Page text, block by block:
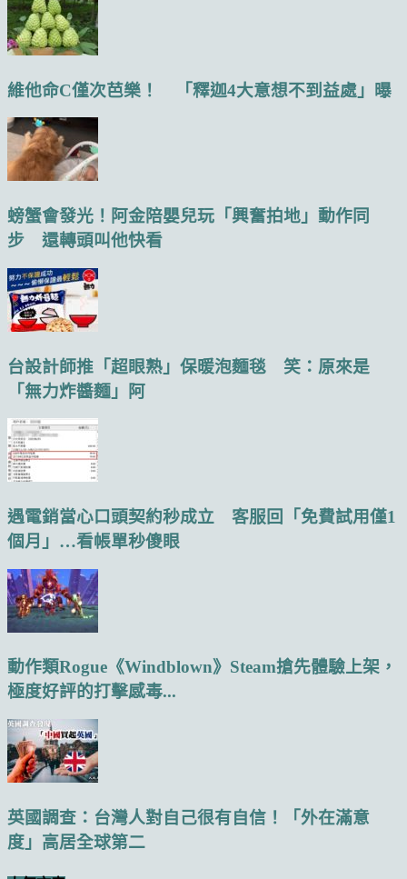
維他命C僅次芭樂！ 「釋迦4大意想不到益處」曝
螃蟹會發光！阿金陪嬰兒玩「興奮拍地」動作同
步 還轉頭叫他快看
台設計師推「超眼熟」保暖泡麵毯 笑：原來是
「無力炸醬麵」阿
遇電銷當心口頭契約秒成立 客服回「免費試用僅1
個月」…看帳單秒傻眼
動作類Rogue《Windblown》Steam搶先體驗上架，
極度好評的打擊感毒...
英國調查：台灣人對自己很有自信！「外在滿意
度」高居全球第二